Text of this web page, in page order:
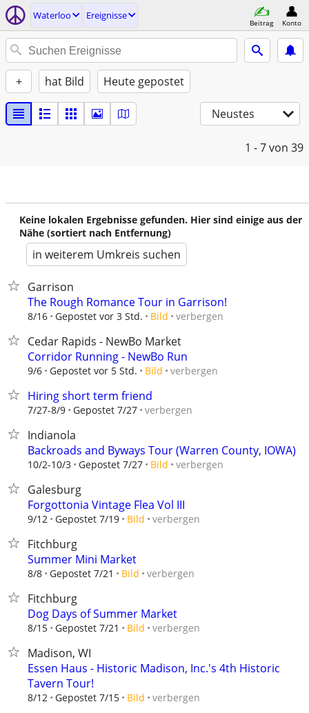
Waterloo Ereignisse
Beitrag Konto
+ hat Bild Heute gepostet
Neustes
1 - 7von 39
Keine lokalen Ergebnisse gefunden. Hier sind einige aus der
Nähe (sortiert nach Entfernung)
in weiterem Umkreis suchen
Garrison
The Rough Romance Tour in Garrison!
8/16 Gepostet vor 3 Std. Bild verbergen
Cedar Rapids - NewBo Market
Corridor Running - NewBo Run
9/6 Gepostet vor 5 Std. Bild verbergen
Hiring short term friend
7/27-8/9 Gepostet 7/27 verbergen
Indianola
Backroads and Byways Tour (Warren County, IOWA)
10/2-10/3 Gepostet 7/27 Bild verbergen
Galesburg
Forgottonia Vintage Flea Vol III
9/12 Gepostet 7/19 Bild verbergen
Fitchburg
Summer Mini Market
8/8 Gepostet 7/21 Bild verbergen
Fitchburg
Dog Days of Summer Market
8/15 Gepostet 7/21 Bild verbergen
Madison, WI
Essen Haus - Historic Madison, Inc.'s 4th Historic
Tavern Tour!
8/12 Gepostet 7/15 Bild verbergen